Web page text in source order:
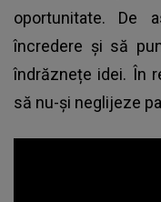
oportunitate. De
încredere și să
îndrăznețe idei. În
să nu-și neglijeze